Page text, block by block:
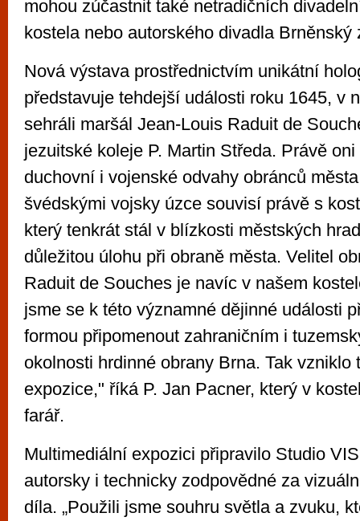
mohou zúčastnit také netradičních
kostela nebo autorského divadla Brněnský
Nová výstava prostřednictvím unikátní
představuje tehdejší události roku 1645, v
sehráli maršál Jean-Louis Raduit de
jezuitské koleje P. Martin Středa. Právě
duchovní i vojenské odvahy obránců
švédskými vojsky úzce souvisí právě s
který tenkrát stál v blízkosti městských
důležitou úlohu při obraně města. Velitel
Raduit de Souches je navíc v našem
jsme se k této významné dějinné události
formou připomenout zahraničním i
okolnosti hrdinné obrany Brna. Tak vzniklo
expozice," říká P. Jan Pacner, který v
farář.
Multimediální expozici připravilo Studio
autorsky i technicky zodpovědné za
díla. „Použili jsme souhru světla a zvuku,